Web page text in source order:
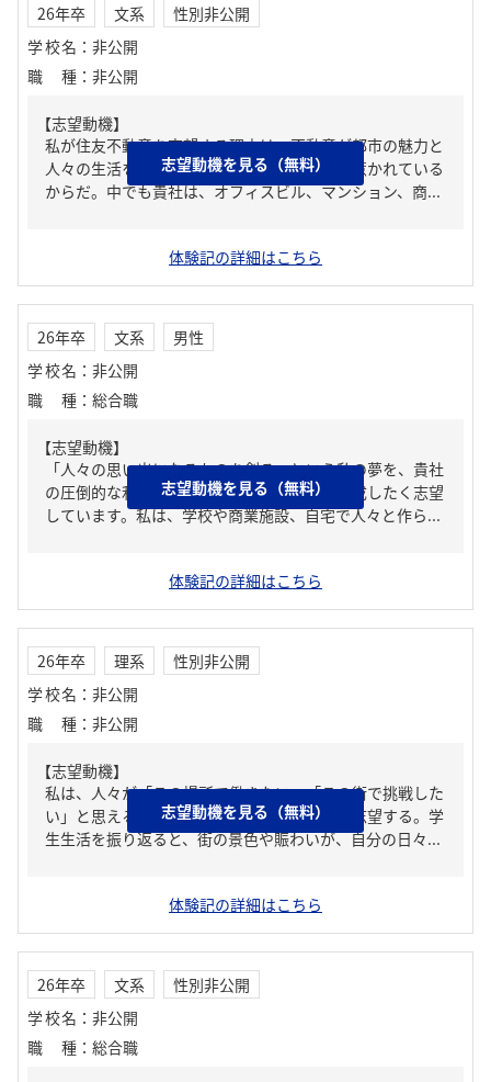
26年卒 文系
性別非公開
学校名 ： 非公開
職種 ： 非公開
【志望動機】
私が住友不動産を志望する理由は、不動産が都市の魅力と
人々の生活を創造する基盤であることに強く惹かれている
からだ。中でも貴社は、オフィスビル、マンション、商...
体験記の詳細はこちら
志望動機を見る（無料）
26年卒 文系
男性
学校名 ： 非公開
職種 ： 総合職
【志望動機】
「人々の思い出になるものを創る」という私の夢を、貴社
の圧倒的な利益率と掛け合わせて効率よく達成したく志望
しています。私は、学校や商業施設、自宅で人々と作ら...
体験記の詳細はこちら
志望動機を見る（無料）
26年卒 理系
性別非公開
学校名 ： 非公開
職種 ： 非公開
【志望動機】
私は、人々が「この場所で働きたい」「この街で挑戦した
い」と思える空間を創りたいと考え、貴社を志望する。学
生生活を振り返ると、街の景色や賑わいが、自分の日々...
体験記の詳細はこちら
志望動機を見る（無料）
26年卒 文系
性別非公開
学校名 ： 非公開
職種 ： 総合職